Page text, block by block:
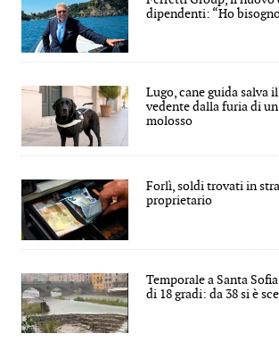
dipendenti: “Ho
Lugo, cane guida salva
vedente dalla furia di
molosso
Forlì, soldi trovati in
proprietario
Temporale a Santa
di 18 gradi: da 38 si è